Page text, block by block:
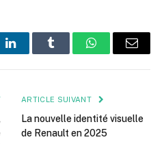
LinkedInTumblr WhatsApp
E-
ARTICLE SUIVANT
La nouvelle identité visuelle
de Renault en 2025